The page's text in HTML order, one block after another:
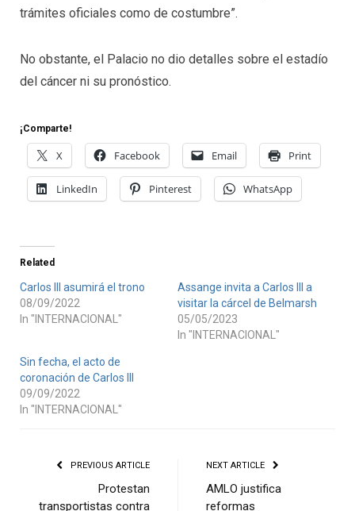
trámites oficiales como de costumbre”.
No obstante, el Palacio no dio detalles sobre el estadío
del cáncer ni su pronóstico.
¡Comparte!
X Facebook Email Print
LinkedIn Pinterest WhatsApp
Related
Carlos III asumirá el trono
08/09/2022
In "INTERNACIONAL"
Assange invita a Carlos III a
visitar la cárcel de Belmarsh
05/05/2023
In "INTERNACIONAL"
Sin fecha, el acto de
coronación de Carlos III
09/09/2022
In "INTERNACIONAL"
PREVIOUS ARTICLE
Protestan
transportistas contra
NEXT ARTICLE
AMLO justifica
reformas